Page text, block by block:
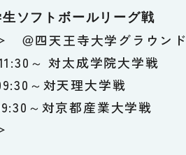
ソフトボールリーグ戦
＠四天王寺大学グラウンド
～ 対太成学院大学戦
～対天理大学戦
～対京都産業大学戦